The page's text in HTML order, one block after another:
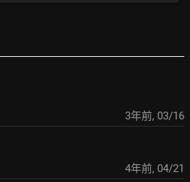
3年前, 03/16
4年前, 04/21